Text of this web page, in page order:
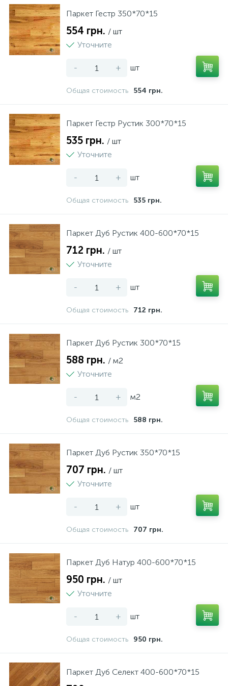
Паркет Гестр 350*70*15
554 грн. / шт
Уточните
- + шт
Общая стоимость 554 грн.
Паркет Гестр Рустик 300*70*15
535 грн. / шт
Уточните
- + шт
Общая стоимость 535 грн.
Паркет Дуб Рустик 400-600*70*15
712 грн. / шт
Уточните
- + шт
Общая стоимость 712 грн.
Паркет Дуб Рустик 300*70*15
588 грн. / м2
Уточните
- + м2
Общая стоимость 588 грн.
Паркет Дуб Рустик 350*70*15
707 грн. / шт
Уточните
- + шт
Общая стоимость 707 грн.
Паркет Дуб Натур 400-600*70*15
950 грн. / шт
Уточните
- + шт
Общая стоимость 950 грн.
Паркет Дуб Селект 400-600*70*15
Ламинат AGT
Ламинат FALQUON
Ламинат HONNEX Hydro
Ламинат My Floor
Паркетная доска Old Wood
Паркетная доска Tarkett
Кровля
Лестницы
Стеновые панели
Сумки, рюкзаки, валізи
Фото техніка
Нічники
Різні іграшки
Творчість та розвиток
Принтери, сканери, БФП
Столы и стулья
Мала кухонна техніка
Пластикові меблі
Посуд